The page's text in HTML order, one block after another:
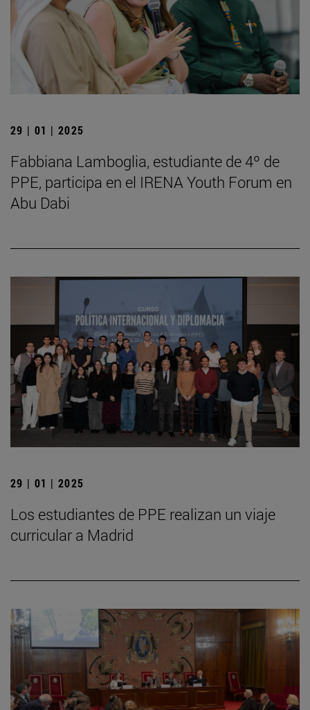
29 | 01 | 2025
Fabbiana Lamboglia, estudiante de 4º de
PPE, participa en el IRENA Youth Forum en
Abu Dabi
29 | 01 | 2025
Los estudiantes de PPE realizan un viaje
curricular a Madrid